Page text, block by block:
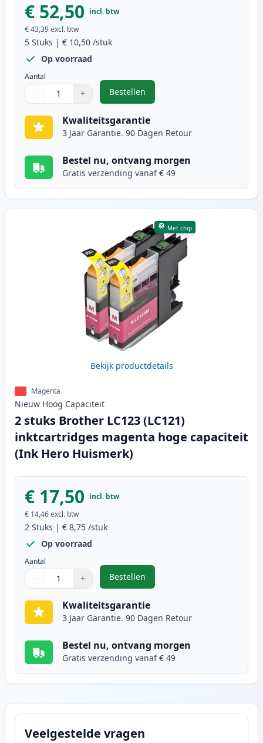
€ 52,50 incl. btw
€ 43,39excl. btw
5 Stuks | € 10,50 /stuk
Op voorraad
Aantal
Gebruik de knoppen om aan te passen
− +
1
Bestellen
,5 stuks Brother LC123 (LC121)
Kwaliteitsgarantie
3 Jaar Garantie. 90 Dagen Retour
Bestel nu, ontvang morgen
Gratis verzending vanaf € 49
Met chip
Bekijk productdetails
Magenta
Nieuw Hoog Capaciteit
2 stuks Brother LC123 (LC121)
inktcartridges magenta hoge capaciteit
(Ink Hero Huismerk)
€ 17,50 incl. btw
€ 14,46excl. btw
2 Stuks | € 8,75 /stuk
Op voorraad
Aantal
Gebruik de knoppen om aan te passen
− +
1
Bestellen
,2 stuks Brother LC123 (LC121)
Kwaliteitsgarantie
3 Jaar Garantie. 90 Dagen Retour
Bestel nu, ontvang morgen
Gratis verzending vanaf € 49
Veelgestelde vragen